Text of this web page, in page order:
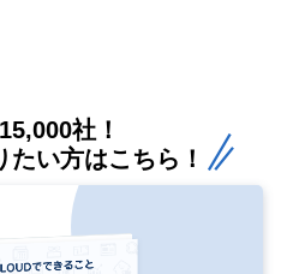
社！
い方はこちら！